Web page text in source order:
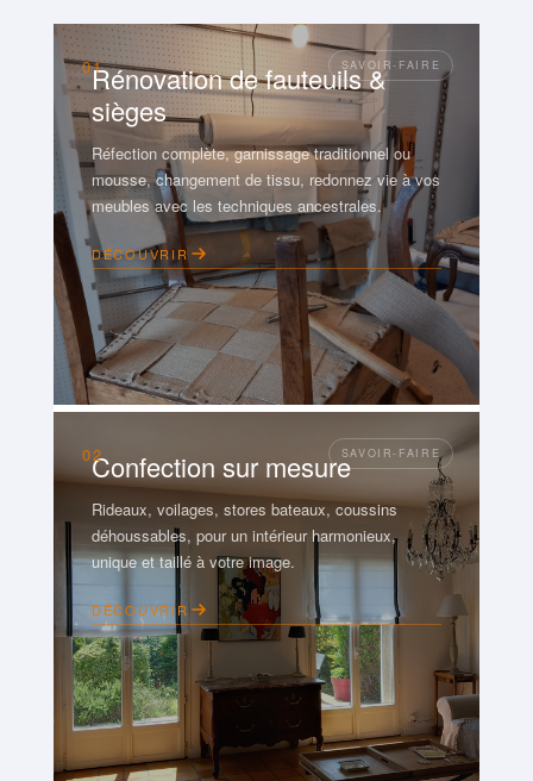
01Rénovation de fauteuils &
sièges
Réfection complète, garnissage traditionnel ou
mousse, changement de tissu, redonnez vie à vos
meubles avec les techniques ancestrales.
DÉCOUVRIR
02Confection sur mesure
Rideaux, voilages, stores bateaux, coussins
déhoussables, pour un intérieur harmonieux,
unique et taillé à votre image.
DÉCOUVRIR